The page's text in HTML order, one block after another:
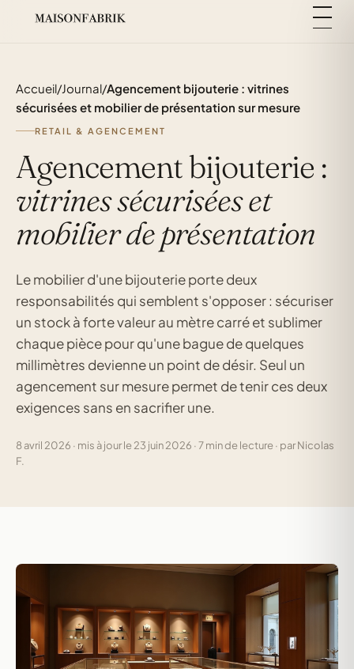
Accueil/Journal/Agencement bijouterie : vitrines
sécurisées et mobilier de présentation sur mesure
RETAIL & AGENCEMENT
Agencement bijouterie :
vitrines sécurisées et
mobilier de présentation
Le mobilier d'une bijouterie porte deux
responsabilités qui semblent s'opposer : sécuriser
un stock à forte valeur au mètre carré et sublimer
chaque pièce pour qu'une bague de quelques
millimètres devienne un point de désir. Seul un
agencement sur mesure permet de tenir ces deux
exigences sans en sacrifier une.
8 avril 2026 · mis à jour le 23 juin 2026 · 7 min de lecture · par Nicolas
F.